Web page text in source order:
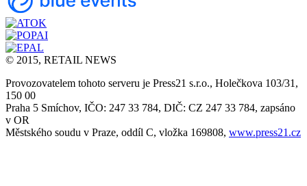
© 2015, RETAIL NEWS
Provozovatelem tohoto serveru je Press21 s.r.o., Holečkova 103/31,
150 00
Praha 5 Smíchov, IČO: 247 33 784, DIČ: CZ 247 33 784, zapsáno
v OR
Městského soudu v Praze, oddíl C, vložka 169808, www.press21.cz